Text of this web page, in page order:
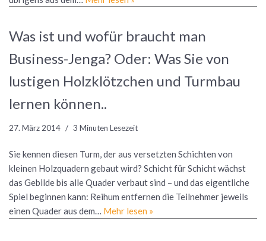
Was ist und wofür braucht man
Business-Jenga? Oder: Was Sie von
lustigen Holzklötzchen und Turmbau
lernen können..
27. März 2014 3 Minuten Lesezeit
Sie kennen diesen Turm, der aus versetzten Schichten von
kleinen Holzquadern gebaut wird? Schicht für Schicht wächst
das Gebilde bis alle Quader verbaut sind – und das eigentliche
Spiel beginnen kann: Reihum entfernen die Teilnehmer jeweils
einen Quader aus dem… Mehr lesen »